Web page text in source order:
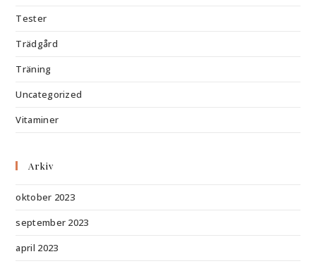
Tester
Trädgård
Träning
Uncategorized
Vitaminer
Arkiv
oktober 2023
september 2023
april 2023